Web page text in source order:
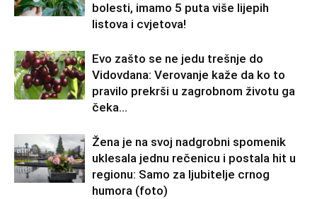
bolesti, imamo 5 puta više lijepih
listova i cvjetova!
Evo zašto se ne jedu trešnje do
Vidovdana: Verovanje kaže da ko to
pravilo prekrši u zagrobnom životu ga
čeka…
Žena je na svoj nadgrobni spomenik
uklesala jednu rečenicu i postala hit u
regionu: Samo za ljubitelje crnog
humora (foto)